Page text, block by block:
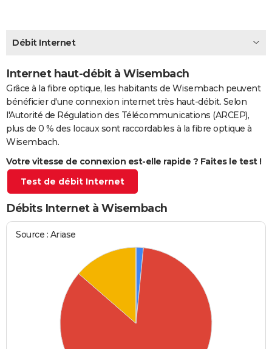
GUIDES D'ACHAT
CARTE DE VOEUX
Carte de Noël
Carte Bonne année
Carte Saint-Valentin
Carte Pâques
Carte d'anniversaire
DICTIONNAIRE
Biographies
Expressions
PROGRAMME TV
COPAINS D'AVANT
S'inscrire
Se connecter
Lycées
Collèges
Primaires
Universités
Entreprises
Service militaire
Avis de recherche
AVIS DE DÉCÈS
FORUM
Bricolage
Lifestyle
Culture
Sport
Auto
Television
Voyage
Cinema
Débit Internet
Internet haut-débit à Wisembach
Grâce à la fibre optique, les habitants de Wisembach peuvent
bénéficier d'une connexion internet très haut-débit. Selon
l'Autorité de Régulation des Télécommunications (ARCEP),
plus de 0 % des locaux sont raccordables à la fibre optique à
Wisembach.
Votre vitesse de connexion est-elle rapide ? Faites le test !
Test de débit Internet
Débits Internet à Wisembach
Source : Ariase